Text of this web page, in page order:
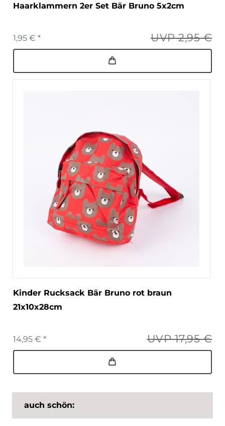
Haarklammern 2er Set Bär Bruno 5x2cm
UVP 2,95 €
1,95 € *
Kinder Rucksack Bär Bruno rot braun
21x10x28cm
UVP 17,95 €
14,95 € *
auch schön: